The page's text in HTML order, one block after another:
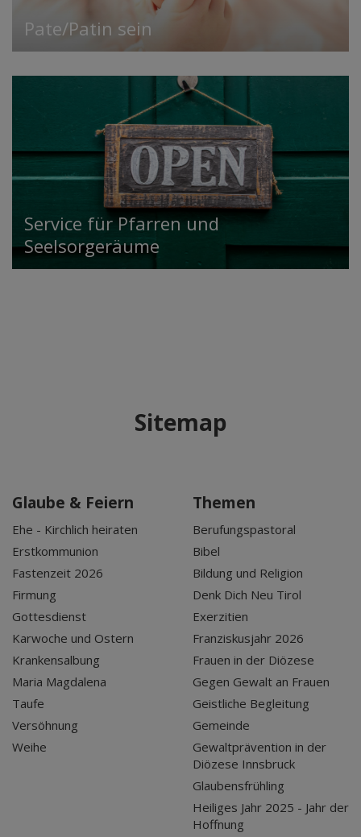
Pate/Patin sein
Service für Pfarren und
Seelsorgeräume
Sitemap
Glaube & Feiern
Ehe - Kirchlich heiraten
Erstkommunion
Fastenzeit 2026
Firmung
Gottesdienst
Karwoche und Ostern
Krankensalbung
Maria Magdalena
Taufe
Versöhnung
Weihe
Themen
Berufungspastoral
Bibel
Bildung und Religion
Denk Dich Neu Tirol
Exerzitien
Franziskusjahr 2026
Frauen in der Diözese
Gegen Gewalt an Frauen
Geistliche Begleitung
Gemeinde
Gewaltprävention in der
Diözese Innsbruck
Glaubensfrühling
Heiliges Jahr 2025 - Jahr der
Hoffnung